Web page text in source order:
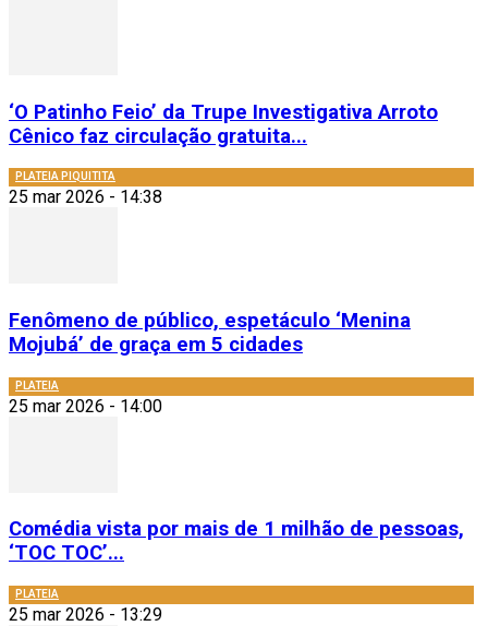
‘O Patinho Feio’ da Trupe Investigativa Arroto
Cênico faz circulação gratuita...
PLATEIA PIQUITITA
25 mar 2026 - 14:38
Fenômeno de público, espetáculo ‘Menina
Mojubá’ de graça em 5 cidades
PLATEIA
25 mar 2026 - 14:00
Comédia vista por mais de 1 milhão de pessoas,
‘TOC TOC’...
PLATEIA
25 mar 2026 - 13:29